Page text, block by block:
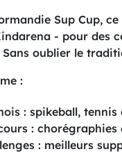
Sup Cup,
- pour des
Sans oublier le
:
: spikeball,
:
: meilleurs